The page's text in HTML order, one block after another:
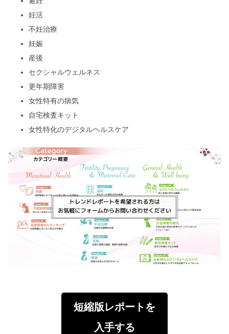
妊活
不妊治療
妊娠
産後
セクシャルウェルネス
更年期障害
女性特有の病気
自宅検査キット
女性特化のデジタルヘルスケア
短縮版レポートを
入手する